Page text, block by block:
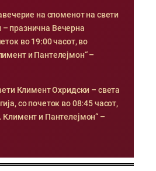
на споменот на свети
празнична Вечерна
во 19:00 часот, во
и Пантелејмон“ –
Климент Охридски – света
со почеток во 08:45 часот,
Климент и Пантелејмон“ –